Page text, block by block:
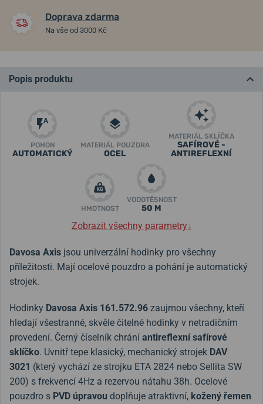
Doprava zdarma
Na vše od 3000 Kč
Popis produktu
POHON
AUTOMATICKÝ
MATERIÁL POUZDRA
OCEL
MATERIÁL SKLÍČKA
SAFÍROVÉ -
ANTIREFLEXNÍ
HMOTNOST
VODOTĚSNOST
50 M
Zobrazit všechny parametry↓
Davosa Axis jsou univerzální hodinky pro všechny
příležitosti. Mají ocelové pouzdro a pohání je automatický
strojek.
Hodinky Davosa Axis 161.572.96 zaujmou všechny, kteří
hledají všestranné, skvěle čitelné hodinky v netradičním
provedení. Černý číselník chrání antireflexní safírové
sklíčko. Uvnitř tepe klasický, mechanický strojek DAV
3021 (který vychází ze strojku ETA 2824 nebo Sellita SW
200) s frekvencí 4Hz a rezervou nátahu 38h. Ocelové
pouzdro s PVD úpravou doplňuje atraktivní, kožený řemen